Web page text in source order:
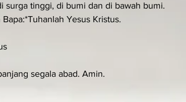
surga tinggi, di bumi dan di bawah bumi.
Yesus Kristus.
segala abad. Amin.